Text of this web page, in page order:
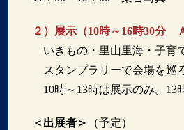
２）展示（10時～16時30分
いきもの・里山里海・子育
スタンプラリーで会場を巡
10時～13時は展示のみ。13
＜出展者＞
（予定）